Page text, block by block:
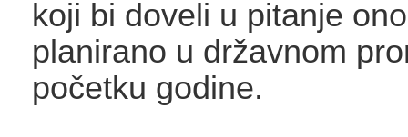
koji bi doveli u pitanje
planirano u državnom
početku godine.